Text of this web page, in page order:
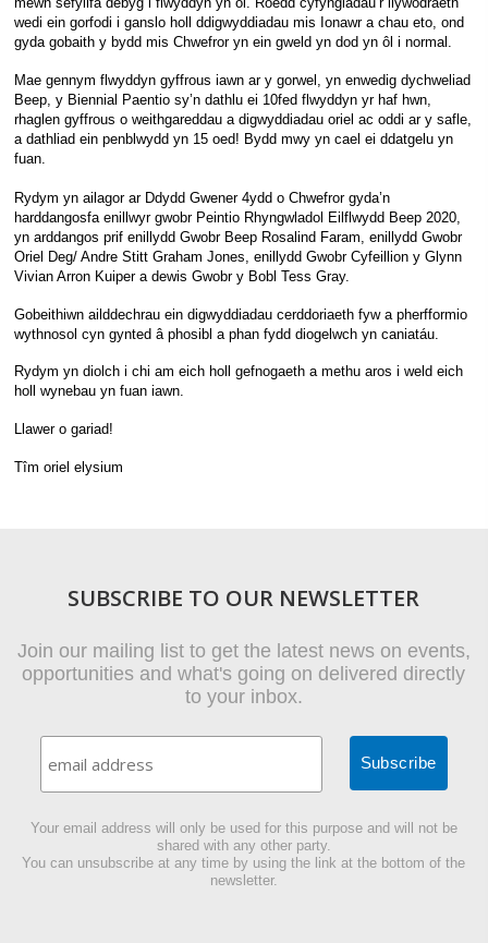
wedi ein gorfodi i ganslo holl ddigwyddiadau mis Ionawr a chau eto, ond
gyda gobaith y bydd mis Chwefror yn ein gweld yn dod yn ôl i normal.
Mae gennym flwyddyn gyffrous iawn ar y gorwel, yn enwedig dychweliad
Beep, y Biennial Paentio sy’n dathlu ei 10fed flwyddyn yr haf hwn,
rhaglen gyffrous o weithgareddau a digwyddiadau oriel ac oddi ar y safle,
a dathliad ein penblwydd yn 15 oed! Bydd mwy yn cael ei ddatgelu yn
fuan.
Rydym yn ailagor ar Ddydd Gwener 4ydd o Chwefror gyda’n
harddangosfa enillwyr gwobr Peintio Rhyngwladol Eilflwydd Beep 2020,
yn arddangos prif enillydd Gwobr Beep Rosalind Faram, enillydd Gwobr
Oriel Deg/ Andre Stitt Graham Jones, enillydd Gwobr Cyfeillion y Glynn
Vivian Arron Kuiper a dewis Gwobr y Bobl Tess Gray.
Gobeithiwn ailddechrau ein digwyddiadau cerddoriaeth fyw a pherfformio
wythnosol cyn gynted â phosibl a phan fydd diogelwch yn caniatáu.
Rydym yn diolch i chi am eich holl gefnogaeth a methu aros i weld eich
holl wynebau yn fuan iawn.
Llawer o gariad!
Tîm oriel elysium
SUBSCRIBE TO OUR NEWSLETTER
Join our mailing list to get the latest news on events,
opportunities and what's going on delivered directly
to your inbox.
Your email address will only be used for this purpose and will not be
shared with any other party.
You can unsubscribe at any time by using the link at the bottom of the
newsletter.